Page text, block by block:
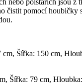
čistit pomocí houbičky
Šířka: 150 cm,
Šířka: 79 cm,